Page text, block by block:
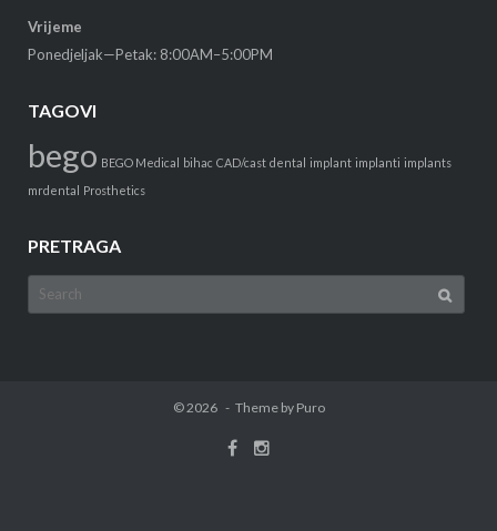
Vrijeme
Ponedjeljak—Petak: 8:00AM–5:00PM
TAGOVI
bego BEGO Medical bihac CAD/cast dental implant implanti implants
mrdental Prosthetics
PRETRAGA
Search
for:
© 2026 Theme by Puro